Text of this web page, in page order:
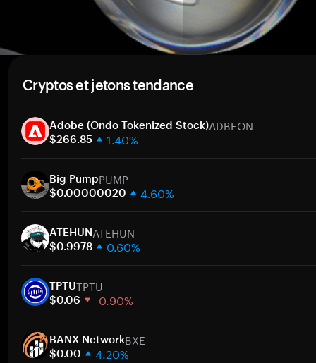
Cryptos et jetons tendance
Adobe (Ondo Tokenized Stock)ADBEON
$266.85 1.40%
30 jours
Capitalisation boursière
Big PumpPUMP
$0.00000020 4.60%
30 jours
Capitalisation boursière
ATEHUNATEHUN
$0.9978 0.60%
30 jours
Capitalisation boursière
TPTUTPTU
$0.06 -0.90%
30 jours
Capitalisation boursière
BANX NetworkBXE
$0.00 4.20%